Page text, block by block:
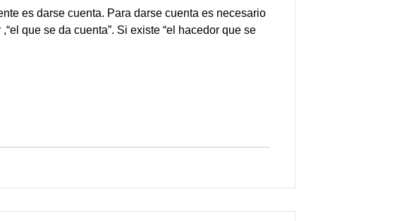
es darse cuenta. Para darse cuenta es necesario
que se da cuenta”. Si existe “el hacedor que se